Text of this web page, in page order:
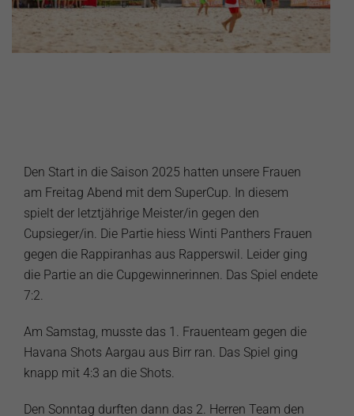
Den Start in die Saison 2025 hatten unsere Frauen
am Freitag Abend mit dem SuperCup. In diesem
spielt der letztjährige Meister/in gegen den
Cupsieger/in. Die Partie hiess Winti Panthers Frauen
gegen die Rappiranhas aus Rapperswil. Leider ging
die Partie an die Cupgewinnerinnen. Das Spiel endete
7:2.
Am Samstag, musste das 1. Frauenteam gegen die
Havana Shots Aargau aus Birr ran. Das Spiel ging
knapp mit 4:3 an die Shots.
Den Sonntag durften dann das 2. Herren Team den